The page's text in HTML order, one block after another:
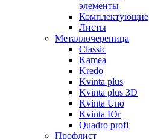
элементы
Комплектующие
Листы
Металлочерепица
Classic
Kamea
Kredo
Kvinta plus
Kvinta plus 3D
Kvinta Uno
Kvinta Юг
Quadro profi
Профлист